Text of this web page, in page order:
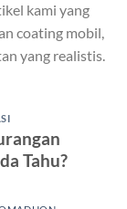
kami yang
coating mobil,
yang realistis.
Tahu?